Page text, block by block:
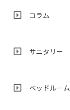
コラム
サニタリー
ベッドルーム